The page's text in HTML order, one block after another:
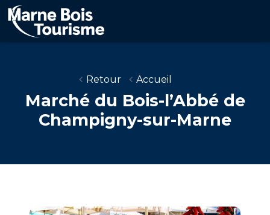
Aller
au
contenu
principal
Retour Accueil
Marché du Bois-l’Abbé de
Champigny-sur-Marne